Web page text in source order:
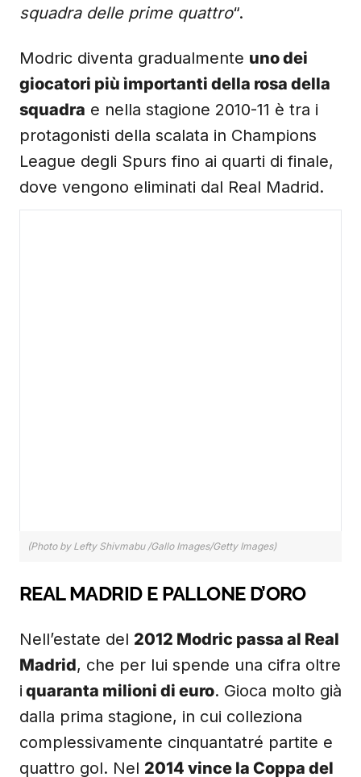
squadra delle prime quattro“.
Modric diventa gradualmente uno dei
giocatori più importanti della rosa della
squadra e nella stagione 2010-11 è tra i
protagonisti della scalata in Champions
League degli Spurs fino ai quarti di finale,
dove vengono eliminati dal Real Madrid.
(Photo by Lefty Shivmabu /Gallo Images/Getty Images)
REAL MADRID E PALLONE D’ORO
Nell’estate del 2012 Modric passa al Real
Madrid, che per lui spende una cifra oltre
i quaranta milioni di euro. Gioca molto già
dalla prima stagione, in cui colleziona
complessivamente cinquantatré partite e
quattro gol. Nel 2014 vince la Coppa del